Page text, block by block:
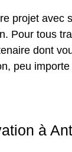
projet avec
Pour tous
dont
peu
à